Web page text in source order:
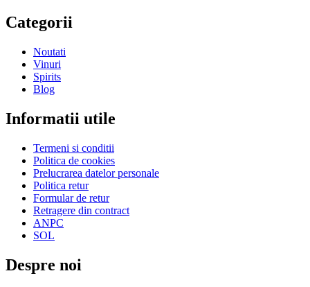
Categorii
Noutati
Vinuri
Spirits
Blog
Informatii utile
Termeni si conditii
Politica de cookies
Prelucrarea datelor personale
Politica retur
Formular de retur
Retragere din contract
ANPC
SOL
Despre noi